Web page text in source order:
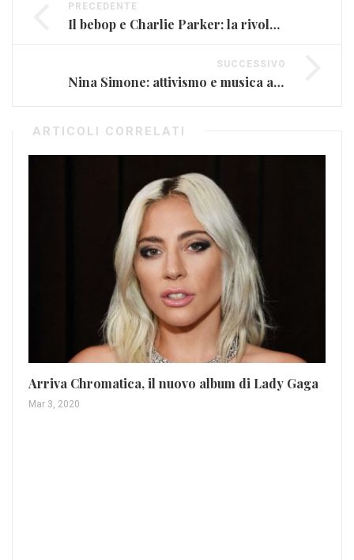
PRECEDENTE
Il bebop e Charlie Parker: la rivoluzione del jazz veloce
SUCCESSIVO
Nina Simone: attivismo e musica al servizio dei diritti civili
ARTICOLI CORRELATI
Arriva Chromatica, il nuovo album di Lady Gaga
Mar 3, 2020